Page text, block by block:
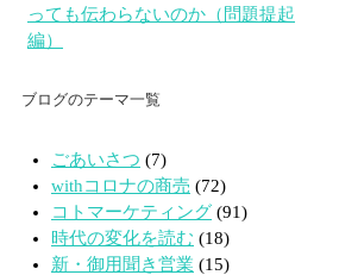
っても伝わらないのか（問題提起
編）
ブログのテーマ一覧
ごあいさつ (7)
withコロナの商売 (72)
コトマーケティング (91)
時代の変化を読む (18)
新・御用聞き営業 (15)